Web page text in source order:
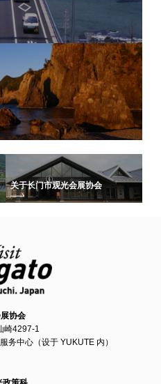
关于长门市观光会展协会
协会
崎4297-1
务中心（设于 YUKUTE 内）